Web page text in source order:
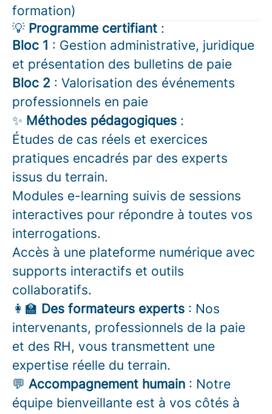
formation)
💡 Programme certifiant :
Bloc 1 : Gestion administrative, juridique
et présentation des bulletins de paie
Bloc 2 : Valorisation des événements
professionnels en paie
✨ Méthodes pédagogiques :
Études de cas réels et exercices
pratiques encadrés par des experts
issus du terrain.
Modules e-learning suivis de sessions
interactives pour répondre à toutes vos
interrogations.
Accès à une plateforme numérique avec
supports interactifs et outils
collaboratifs.
👩‍🏫 Des formateurs experts : Nos
intervenants, professionnels de la paie
et des RH, vous transmettent une
expertise réelle du terrain.
💬 Accompagnement humain : Notre
équipe bienveillante est à vos côtés à